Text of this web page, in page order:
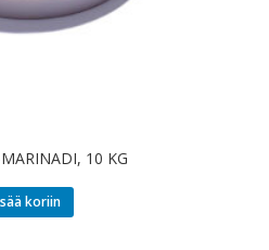
10 KG
koriin